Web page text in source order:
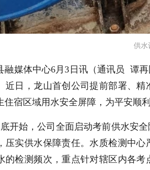
供水
融媒体中心6月3日讯（通讯员 谭
近日，龙山首创公司提前部署、
住宿区域用水安全屏障，为平安顺
开始，公司全面启动考前供水安
压实供水保障责任。水质检测中
的检测频次，重点针对辖区内各